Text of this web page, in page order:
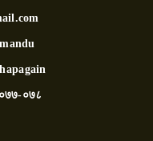
०७८